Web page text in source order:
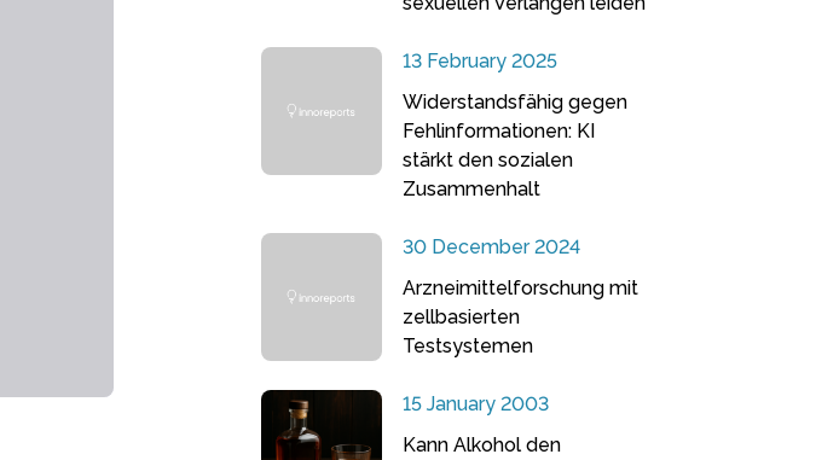
13 February 2025
Widerstandsfähig gegen
Fehlinformationen: KI
stärkt den sozialen
Zusammenhalt
30 December 2024
Arzneimittelforschung mit
zellbasierten
Testsystemen
15 January 2003
Kann Alkohol den